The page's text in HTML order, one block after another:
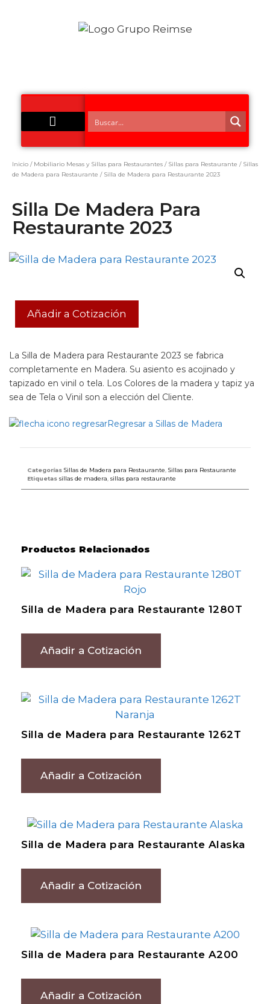
Inicio / Mobiliario Mesas y Sillas para Restaurantes / Sillas para Restaurante / Sillas
de Madera para Restaurante / Silla de Madera para Restaurante 2023
Silla De Madera Para
Restaurante 2023
Añadir a Cotización
La Silla de Madera para Restaurante 2023 se fabrica
completamente en Madera. Su asiento es acojinado y
tapizado en vinil o tela. Los Colores de la madera y tapiz ya
sea de Tela o Vinil son a elección del Cliente.
Regresar a Sillas de Madera
Categorías Sillas de Madera para Restaurante Sillas para Restaurante
Etiquetas sillas de madera sillas para restaurante
Productos Relacionados
Silla de Madera para Restaurante 1280T
Añadir a Cotización
Silla de Madera para Restaurante 1262T
Añadir a Cotización
Silla de Madera para Restaurante Alaska
Añadir a Cotización
Silla de Madera para Restaurante A200
Añadir a Cotización